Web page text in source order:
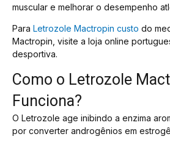
muscular e melhorar o desempenho
Para Letrozole Mactropin custo do
Mactropin, visite a loja online
desportiva.
Como o Letrozole
Funciona?
O Letrozole age inibindo a enzima
por converter androgênios em